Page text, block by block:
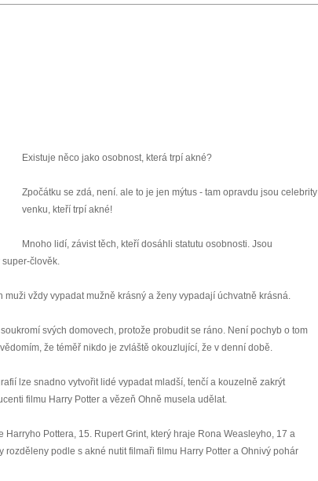
Existuje něco jako osobnost, která trpí akné?
Zpočátku se zdá, není. ale to je jen mýtus - tam opravdu jsou celebrity
venku, kteří trpí akné!
Mnoho lidí, závist těch, kteří dosáhli statutu osobnosti. Jsou
člověk.
vždy vypadat mužně krásný a ženy vypadají úchvatně krásná.
svých domovech, protože probudit se ráno. Není pochyb o tom
že téměř nikdo je zvláště okouzlující, že v denní době.
lze snadno vytvořit lidé vypadat mladší, tenčí a kouzelně zakrýt
filmu Harry Potter a vězeň Ohně musela udělat.
Pottera, 15. Rupert Grint, který hraje Rona Weasleyho, 17 a
podle s akné nutit filmaři filmu Harry Potter a Ohnivý pohár